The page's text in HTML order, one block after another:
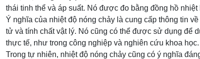
thái tinh thể và áp suất. Nó được đo bằng đồng hồ
Ý nghĩa của nhiệt độ nóng chảy là cung cấp thông tin
tử và tính chất vật lý. Nó cũng có thể được sử dụng để
thực tế, như trong công nghiệp và nghiên cứu khoa học.
Trong tự nhiên, nhiệt độ nóng chảy cũng có ý nghĩa